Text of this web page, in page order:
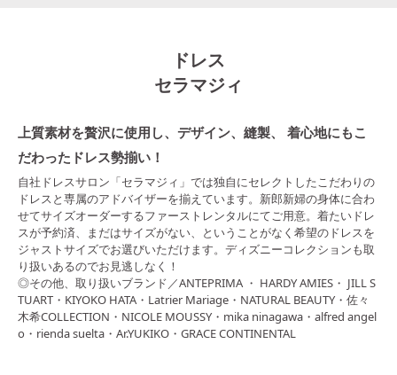
ドレス
セラマジィ
上質素材を贅沢に使用し、デザイン、縫製、 着心地にもこ
だわったドレス勢揃い！
自社ドレスサロン「セラマジィ」では独自にセレクトしたこだわりの
ドレスと専属のアドバイザーを揃えています。新郎新婦の身体に合わ
せてサイズオーダーするファーストレンタルにてご用意。着たいドレ
スが予約済、まだはサイズがない、ということがなく希望のドレスを
ジャストサイズでお選びいただけます。ディズニーコレクションも取
り扱いあるのでお見逃しなく！
◎その他、取り扱いブランド／ANTEPRIMA ・ HARDY AMIES・ JILL S
TUART・KIYOKO HATA・Latrier Mariage・NATURAL BEAUTY・佐々
木希COLLECTION・NICOLE MOUSSY・mika ninagawa・alfred angel
o・rienda suelta・Ar.YUKIKO・GRACE CONTINENTAL